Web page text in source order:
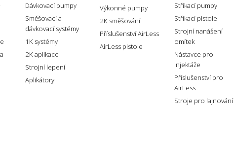
Dávkovací pumpy
Směšovací a
dávkovací systémy
1K systémy
2K aplikace
Strojní lepení
Aplikátory
Výkonné pumpy
2K směšování
Příslušenství AirLess
AirLess pistole
Stříkací pumpy
Stříkací pistole
Strojní nanášení
omítek
Nástavce pro
injektáže
Příslušenství pro
AirLess
Stroje pro lajnování